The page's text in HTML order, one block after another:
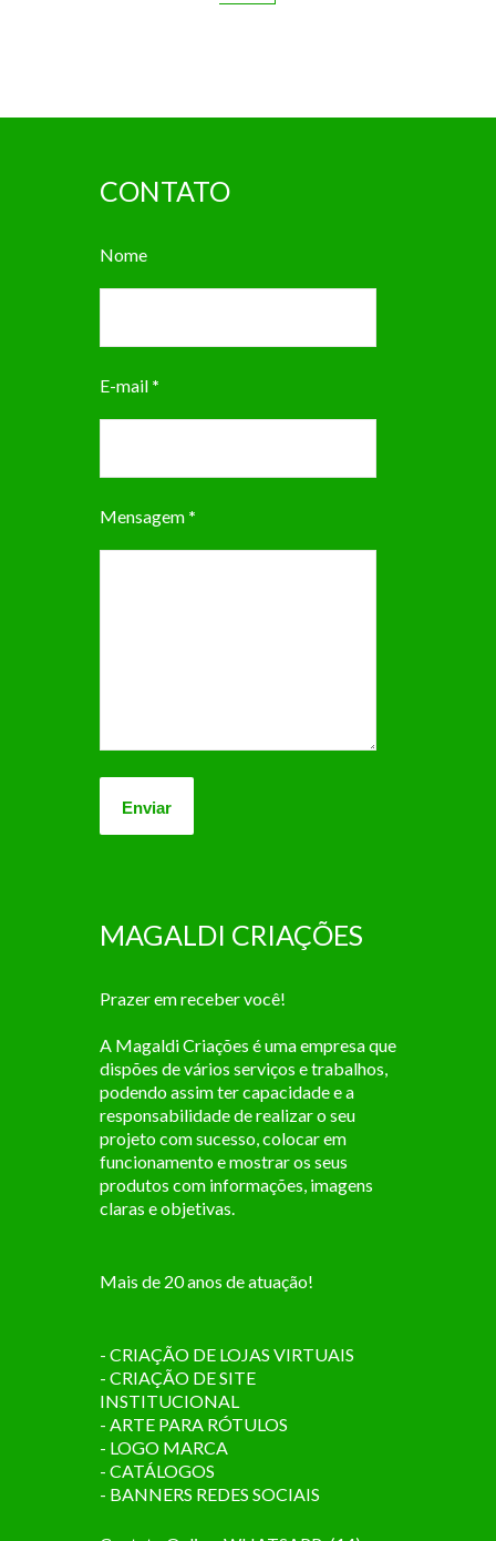
CONTATO
Nome
E-mail *
Mensagem *
MAGALDI CRIAÇÕES
Prazer em receber você!
A Magaldi Criações é uma empresa que
dispões de vários serviços e trabalhos,
podendo assim ter capacidade e a
responsabilidade de realizar o seu
projeto com sucesso, colocar em
funcionamento e mostrar os seus
produtos com informações, imagens
claras e objetivas.
Mais de 20 anos de atuação!
- CRIAÇÃO DE LOJAS VIRTUAIS
- CRIAÇÃO DE SITE
INSTITUCIONAL
- ARTE PARA RÓTULOS
- LOGO MARCA
- CATÁLOGOS
- BANNERS REDES SOCIAIS